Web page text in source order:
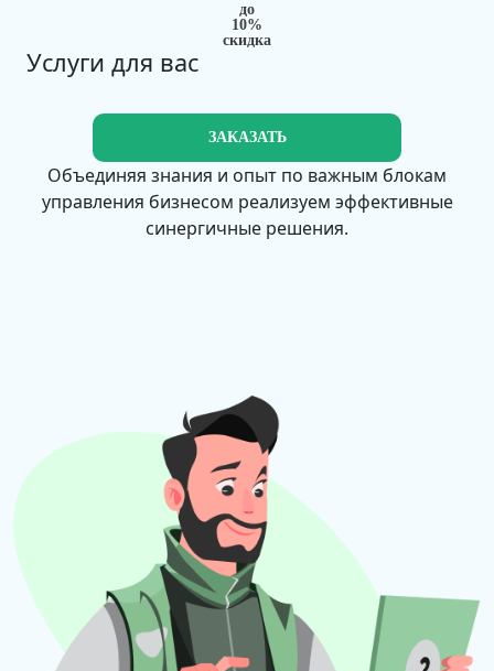
до
10%
скидка
Услуги для вас
ЗАКАЗАТЬ
Объединяя знания и опыт по важным блокам
управления бизнесом реализуем эффективные
синергичные решения.